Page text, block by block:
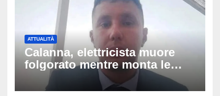
ATTUALITÀ
Calanna, elettricista muore
folgorato mentre monta le
luminarie della festa: chi era
Fabio Calabrò e cosa è